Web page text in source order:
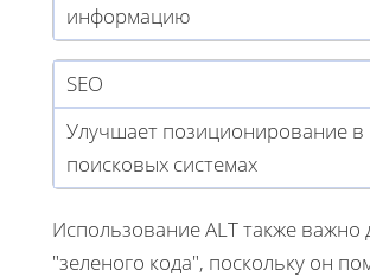
информацию
SEO
Улучшает позиционирование в
поисковых системах
Использование ALT также важно
"зеленого кода", поскольку он